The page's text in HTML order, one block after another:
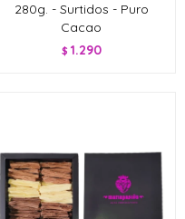
280g. - Surtidos - Puro
Cacao
$ 1.290